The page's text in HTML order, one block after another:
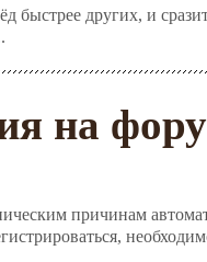
быстрее других, и
на
причинам